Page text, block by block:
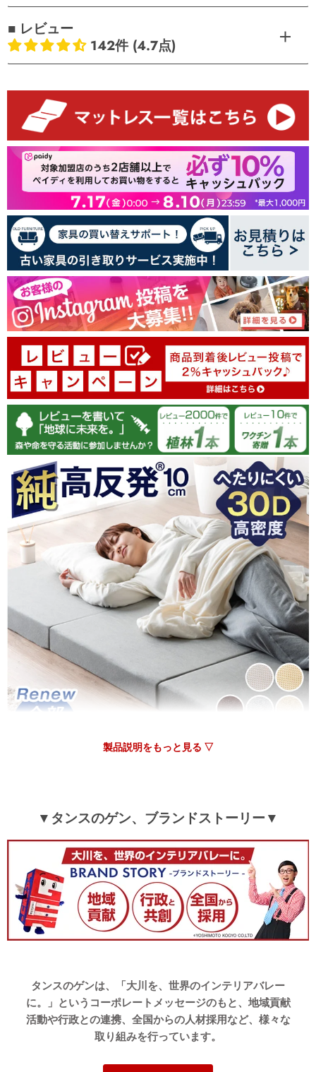
■ レビュー
142件 (4.7点)
お客様のレビュー
5つ星中4.65つ星
レビュー数 142 件
115
14
8
0
5
100.0 100.0
07/22/2026
届くまでの経過をメールで知らせてくれて
安心して待っていられました
梱包もきちんとしてるし
使い心地も良くて
ずっとノーストレスです
良い買い物したなあって大満足です
ありがとうございました
>>タンスのゲンが返信しました
この度はタンスのゲンをご利用いただき、誠にありがとう
ございます。
当店でのお買い物にご満足いただけて、嬉しい限りです。
これからもお客様にご満足いただける商品やサービスの提
供に努めて参ります。
またのご来店をお待ちしております。
があったのでスプレーをして干してから使いました。
います。
ありがとうございました。
>>タンスのゲンが返信しました
この度は、タンスのゲンをご利用いただき誠にありがとう
ございます。
無事に復元が完了したようで安心いたしました。
ご愛用いただけましたら幸いです。
またのご利用、心よりお待ちしております。
製品説明をもっと見る ▽
▼タンスのゲン、ブランドストーリー▼
タンスのゲンは、「大川を、世界のインテリアバレー
に。」というコーポレートメッセージのもと、地域貢献
活動や行政との連携、全国からの人材採用など、様々な
取り組みを行っています。